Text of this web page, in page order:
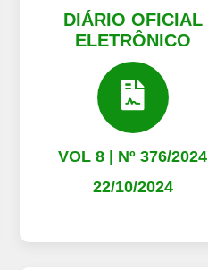
DIÁRIO OFICIAL
ELETRÔNICO
VOL 8 | Nº 376/2024
22/10/2024